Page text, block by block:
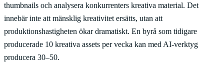
thumbnails och analysera konkurrenters kreativa material. Det
innebär inte att mänsklig kreativitet ersätts, utan att
produktionshastigheten ökar dramatiskt. En byrå som tidigare
producerade 10 kreativa assets per vecka kan med AI-verktyg
producera 30–50.